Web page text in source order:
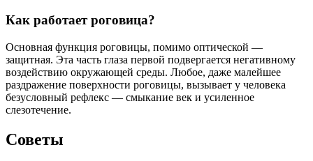
Как работает роговица?
Основная функция роговицы, помимо оптической —
защитная. Эта часть глаза первой подвергается негативному
воздействию окружающей среды. Любое, даже малейшее
раздражение поверхности роговицы, вызывает у человека
безусловный рефлекс — смыкание век и усиленное
слезотечение.
Советы